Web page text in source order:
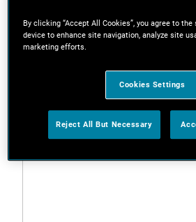
By clicking “Accept All Cookies”, you agree to
device to enhance site navigation, analyze site
marketing efforts.
Cookies Settings
Reject All But Necessary